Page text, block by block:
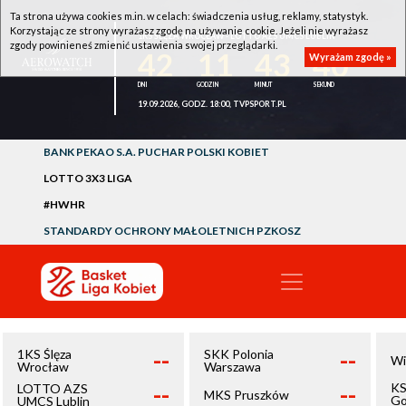
1KS ŚLĘZA WROCŁAW - LOTTO AZS UMCS LUBLIN
40
19.09.2026, GODZ. 18:00, TVPSPORT.PL
BANK PEKAO S.A. PUCHAR POLSKI KOBIET
LOTTO 3X3 LIGA
#HWHR
STANDARDY OCHRONY MAŁOLETNICH PZKOSZ
1KS Ślęza
Wrocław
--
LOTTO AZS
UMCS Lublin
--
SKK Polonia
Warszawa
--
MKS Pruszków --
Ta strona używa cookies m.in. w celach: świadczenia usług, reklamy, statystyk.
Korzystając ze strony wyrażasz zgodę na używanie cookie. Jeżeli nie wyrażasz
zgody powinieneś zmienić ustawienia swojej przeglądarki.
Wyrażam zgodę »